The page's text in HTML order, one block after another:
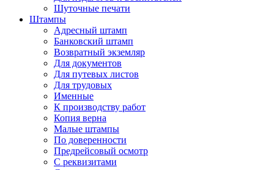
Шуточные печати
Штампы
Адресный штамп
Банковский штамп
Возвратный экземляр
Для документов
Для путевых листов
Для трудовых
Именные
К производству работ
Копия верна
Малые штампы
По доверенности
Предрейсовый осмотр
С реквизитами